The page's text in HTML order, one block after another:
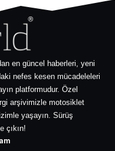
en güncel haberleri, yeni
nefes kesen mücadeleleri
platformudur. Özel
arşivimizle motosiklet
yaşayın. Sürüş
çıkın!